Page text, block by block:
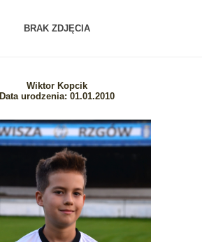
BRAK ZDJĘCIA
Wiktor Kopcik
Data urodzenia: 01.01.2010